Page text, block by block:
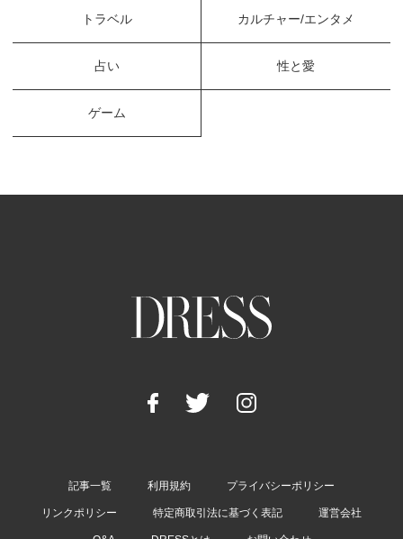
トラベル カルチャー/エンタメ
占い 性と愛
ゲーム
記事一覧 利用規約 プライバシーポリシー
リンクポリシー 特定商取引法に基づく表記 運営会社